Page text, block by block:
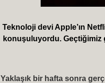
Teknoloji devi Apple’ın
konuşuluyordu. Geçtiğimiz
Yaklaşık bir hafta sonra